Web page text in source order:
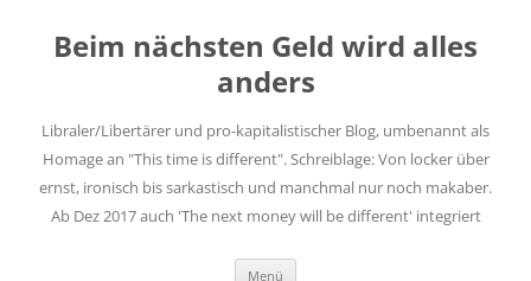
springen
Beim nächsten Geld wird alles
anders
Libraler/Libertärer und pro-kapitalistischer Blog, umbenannt als
Homage an "This time is different". Schreiblage: Von locker über
ernst, ironisch bis sarkastisch und manchmal nur noch makaber.
Ab Dez 2017 auch 'The next money will be different' integriert
Menü